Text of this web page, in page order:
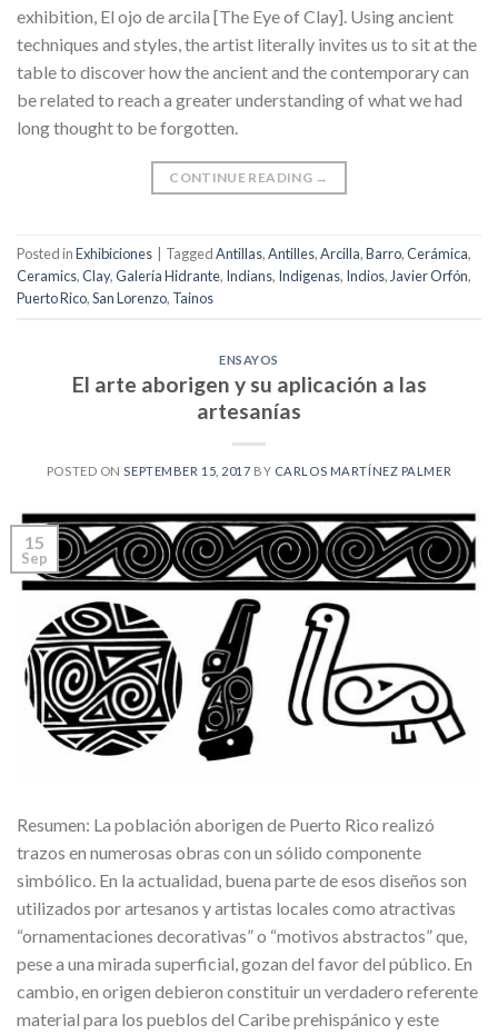
exhibition, El ojo de arcila [The Eye of Clay]. Using ancient
techniques and styles, the artist literally invites us to sit at the
table to discover how the ancient and the contemporary can
be related to reach a greater understanding of what we had
long thought to be forgotten.
CONTINUE READING →
Posted inExhibiciones TaggedAntillas,Antilles,Arcilla,Barro,Cerámica,
Ceramics,Clay,Galería Hidrante, Indians, Indigenas, Indios, Javier Orfón,
Puerto Rico,San Lorenzo, Tainos
ENSAYOS
El arte aborigen y su aplicación a las
artesanías
POSTED ONSEPTEMBER 15, 2017 BY CARLOS MARTÍNEZ PALMER
15
Sep
Resumen: La población aborigen de Puerto Rico realizó
trazos en numerosas obras con un sólido componente
simbólico. En la actualidad, buena parte de esos diseños son
utilizados por artesanos y artistas locales como atractivas
“ornamentaciones decorativas” o “motivos abstractos” que,
pese a una mirada superficial, gozan del favor del público. En
cambio, en origen debieron constituir un verdadero referente
material para los pueblos del Caribe prehispánico y este